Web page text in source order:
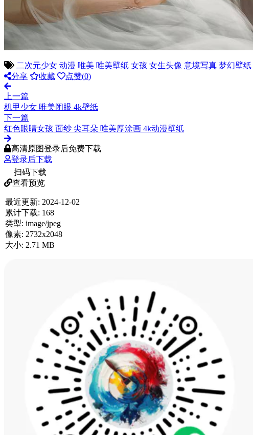
二次元少女 动漫 唯美 唯美壁纸 女孩 女生头像 意境写真 梦幻壁纸
分享
收藏 点赞(0)
上一篇
机甲少女 唯美闭眼 4k壁纸
下一篇
红色眼睛女孩 面纱 尖耳朵 唯美厚涂画 4k动漫壁纸
高清原图登录后免费下载
登录后下载
扫码下载
查看预览
最近更新: 2024-12-02
累计下载: 168
类型: image/jpeg
像素: 2732x2048
大小: 2.71 MB